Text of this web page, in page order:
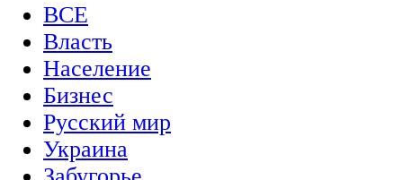
ВСЕ
Власть
Население
Бизнес
Русский мир
Украина